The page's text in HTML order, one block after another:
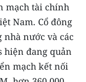
mạch tài chính
Nam. Cổ đông
nhà nước và các
hiện đang quản
mạch kết nối